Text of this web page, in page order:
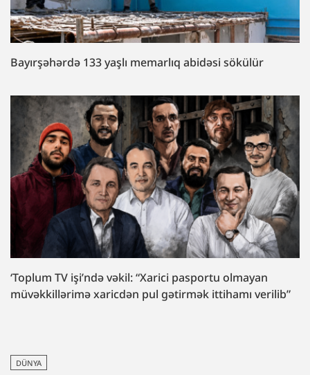
Bayırşəhərdə 133 yaşlı memarlıq abidəsi sökülür
‘Toplum TV işi’ndə vəkil: “Xarici pasportu olmayan
müvəkkillərimə xaricdən pul gətirmək ittihamı verilib”
DÜNYA